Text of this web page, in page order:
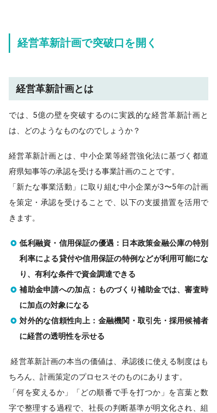
経営革新計画で突破口を開く
経営革新計画とは
では、5億の壁を突破するのに実践的な経営革新計画と
は、どのようなものなのでしょうか？
経営革新計画とは、中小企業等経営強化法に基づく都道
府県知事等の承認を受ける事業計画のことです。
「新たな事業活動」に取り組む中小企業が3〜5年の計画
を策定・承認を受けることで、以下の支援措置を活用で
きます。
低利融資・信用保証の優遇：日本政策金融公庫の特別
利率による貸付や信用保証の特例などが利用可能にな
り、有利な条件で資金調達できる
補助金申請への加点：ものづくり補助金では、審査時
に加点の対象になる
対外的な信頼性向上：金融機関・取引先・採用候補者
に経営の透明性を示せる
経営革新計画の本当の価値は、承認後に使える制度はも
ちろん、計画策定のプロセスそのものにあります。
「何を変えるか」「どの順番で手を打つか」を言葉と数
字で整理する過程で、社長の判断基準が明文化され、組